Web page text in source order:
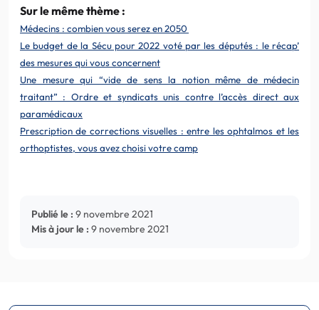
Sur le même thème :
Médecins : combien vous serez en 2050
Le budget de la Sécu pour 2022 voté par les députés : le récap’
des mesures qui vous concernent
Une mesure qui “vide de sens la notion même de médecin
traitant” : Ordre et syndicats unis contre l’accès direct aux
paramédicaux
Prescription de corrections visuelles : entre les ophtalmos et les
orthoptistes, vous avez choisi votre camp
Publié le : 9 novembre 2021
Mis à jour le : 9 novembre 2021